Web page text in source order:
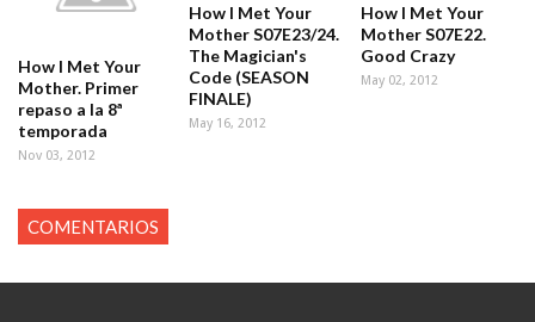
How I Met Your
Mother. Primer
repaso a la 8ª
temporada
Nov 03, 2012
How I Met Your
Mother S07E23/24.
The Magician's
Code (SEASON
FINALE)
May 16, 2012
How I Met Your
Mother S07E22.
Good Crazy
May 02, 2012
COMENTARIOS